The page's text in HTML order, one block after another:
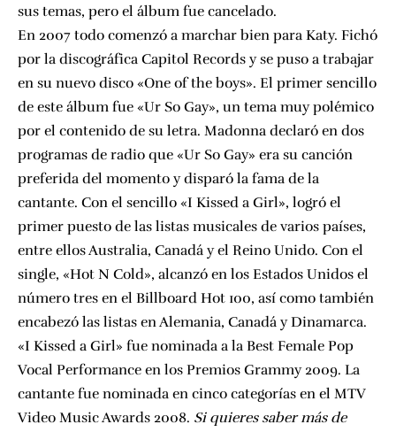
sus temas, pero el álbum fue cancelado.
En 2007 todo comenzó a marchar bien para Katy. Fichó
por la discográfica Capitol Records y se puso a trabajar
en su nuevo disco «One of the boys». El primer sencillo
de este álbum fue «Ur So Gay», un tema muy polémico
por el contenido de su letra. Madonna declaró en dos
programas de radio que «Ur So Gay» era su canción
preferida del momento y disparó la fama de la
cantante. Con el sencillo «I Kissed a Girl», logró el
primer puesto de las listas musicales de varios países,
entre ellos Australia, Canadá y el Reino Unido. Con el
single, «Hot N Cold», alcanzó en los Estados Unidos el
número tres en el Billboard Hot 100, así como también
encabezó las listas en Alemania, Canadá y Dinamarca.
«I Kissed a Girl» fue nominada a la Best Female Pop
Vocal Performance en los Premios Grammy 2009. La
cantante fue nominada en cinco categorías en el MTV
Video Music Awards 2008. Si quieres saber más de